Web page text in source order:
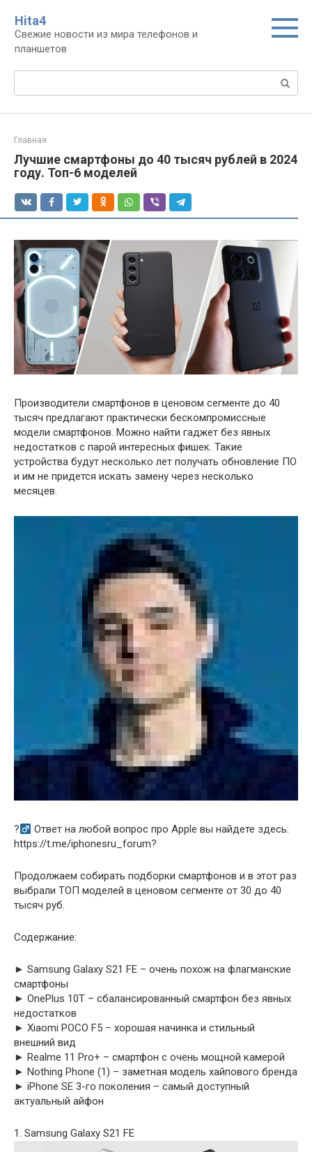
контенту
Нita4
Свежие новости из мира телефонов и
планшетов
Поиск:
Главная
Лучшие смартфоны до 40 тысяч рублей в 2024
году. Топ-6 моделей
Производители смартфонов в ценовом сегменте до 40
тысяч предлагают практически бескомпромиссные
модели смартфонов. Можно найти гаджет без явных
недостатков с парой интересных фишек. Такие
устройства будут несколько лет получать обновление ПО
и им не придется искать замену через несколько
месяцев.
?‍
Ответ на любой вопрос про Apple вы найдете здесь:
https://t.me/iphonesru_forum?
Продолжаем собирать подборки смартфонов и в этот раз
выбрали ТОП моделей в ценовом сегменте от 30 до 40
тысяч руб.
Содержание:
► Samsung Galaxy S21 FE – очень похож на флагманские
смартфоны
► OnePlus 10T – сбалансированный смартфон без явных
недостатков
► Xiaomi POCO F5 – хорошая начинка и стильный
внешний вид
► Realme 11 Pro+ – смартфон с очень мощной камерой
► Nothing Phone (1) – заметная модель хайпового бренда
► iPhone SE 3-го поколения – самый доступный
актуальный айфон
1. Samsung Galaxy S21 FE